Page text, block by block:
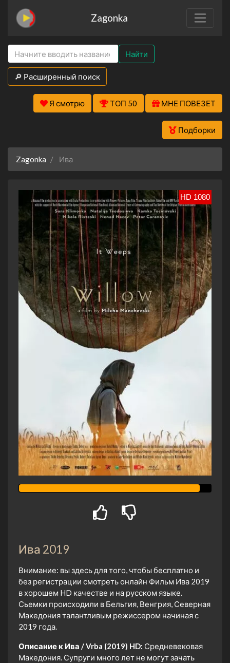
Zagonka
Найти
🔎 Расширенный поиск
Я смотрю ТОП 50 МНЕ ПОВЕЗЕТ
Подборки
Zagonka Ива
HD 1080
Ива 2019
Внимание: вы здесь для того, чтобы бесплатно и
без регистрации смотреть онлайн Фильм Ива 2019
в хорошем HD качестве и на русском языке.
Сьемки происходили в Бельгия, Венгрия, Северная
Македония талантливым режиссером начиная с
2019 года.
Описание к Ива / Vrba (2019) HD: Средневековая
Македония. Супруги много лет не могут зачать